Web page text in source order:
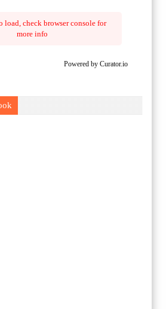
load, check browser console for
more info
Powered by Curator.io